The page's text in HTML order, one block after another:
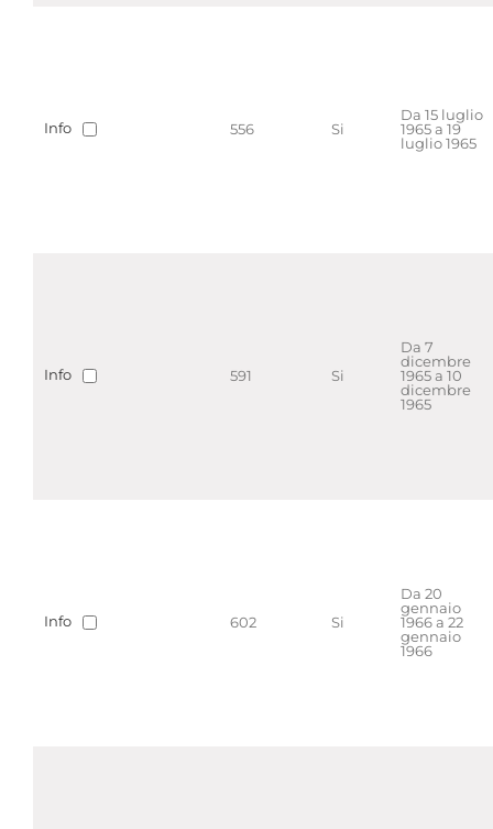
Info 556 Si
Da 15 luglio
1965 a 19
luglio 1965
Info 591 Si
Da 7
dicembre
1965 a 10
dicembre
1965
Info 602 Si
Da 20
gennaio
1966 a 22
gennaio
1966